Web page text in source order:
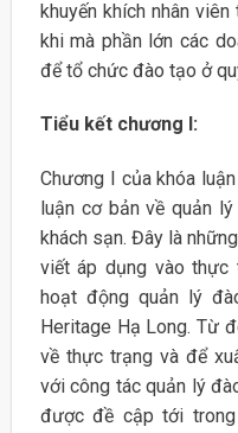
khuyến khích nhân
khi mà phần lớn các
để tổ chức đào tạo ở
Tiểu kết chương I:
Chương I của khóa
luận cơ bản về quản
khách sạn. Đây là
viết áp dụng vào thực
hoạt động quản lý
Heritage Hạ Long. Từ
về thực trạng và để
với công tác quản lý
được đề cập tới